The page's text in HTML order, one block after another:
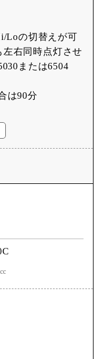
Loの切替えが可
右同時点灯させ
または6504
は90分